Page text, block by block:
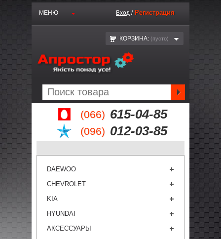
(066) 615-04-85
(096) 012-03-85
МЕНЮ Вход / Регистрация
КОРЗИНА: (пустo)
DAEWOO
CHEVROLET
KIA
HYUNDAI
АКСЕССУАРЫ